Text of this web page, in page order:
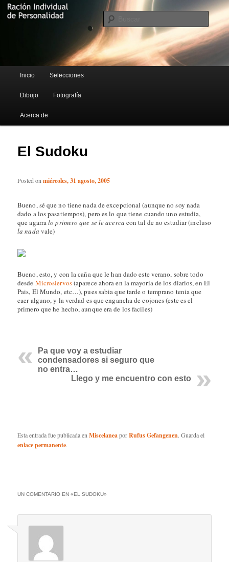
Ración Individual de Personalidad
Blog de Rufus Gefangenen
Buscar
Menú principal
Ir al contenido principal
Ir al contenido secundario
Inicio Selecciones
Dibujo Fotografía
Acerca de
El Sudoku
Posted onmiércoles, 31 agosto, 2005
Bueno, sé que no tiene nada de excepcional (aunque no soy nada
dado a los pasatiempos), pero es lo que tiene cuando uno estudia,
que agarralo primero que se le acerca con tal de no estudiar (incluso
la nada vale)
Bueno, esto, y con la caña que le han dado este verano, sobre todo
desde Microsiervos(aparece ahora en la mayoria de los diarios, en El
Pais, El Mundo, etc…), pues sabia que tarde o temprano tenia que
caer alguno, y la verdad es que engancha de cojones (este es el
primero que he hecho, aunque era de los faciles)
Pa que voy a estudiar
condensadores si seguro que
no entra…
Llego y me encuentro con esto
Esta entrada fue publicada enMiscelaneaporRufus Gefangenen. Guarda el
enlace permanente.
UN COMENTARIO EN «EL SUDOKU»